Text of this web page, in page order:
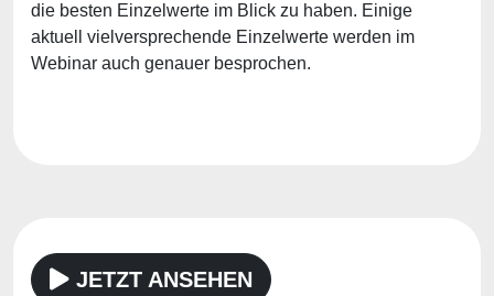
die besten Einzelwerte im Blick zu haben. Einige
aktuell vielversprechende Einzelwerte werden im
Webinar auch genauer besprochen.
JETZT ANSEHEN